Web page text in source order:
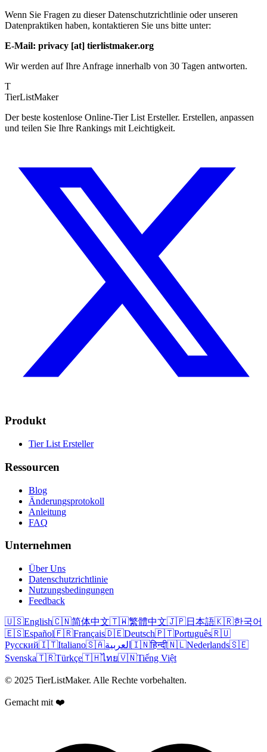
Wenn Sie Fragen zu dieser Datenschutzrichtlinie oder unseren
Datenpraktiken haben, kontaktieren Sie uns bitte unter:
E-Mail: privacy [at] tierlistmaker.org
Wir werden auf Ihre Anfrage innerhalb von 30 Tagen antworten.
T
TierListMaker
Der beste kostenlose Online-Tier List Ersteller. Erstellen, anpassen
und teilen Sie Ihre Rankings mit Leichtigkeit.
Produkt
Tier List Ersteller
Ressourcen
Blog
Änderungsprotokoll
Anleitung
FAQ
Unternehmen
Über Uns
Datenschutzrichtlinie
Nutzungsbedingungen
Feedback
🇺🇸English🇨🇳简体中文🇹🇼繁體中文🇯🇵日本語🇰🇷한국어
🇪🇸Español🇫🇷Français🇩🇪Deutsch🇵🇹Português🇷🇺
Русский🇮🇹Italiano🇸🇦العربية 🇮🇳हिन्दी🇳🇱Nederlands🇸🇪
Svenska🇹🇷Türkçe🇹🇭ไทย🇻🇳Tiếng Việt
© 2025 TierListMaker. Alle Rechte vorbehalten.
Gemacht mit ❤️